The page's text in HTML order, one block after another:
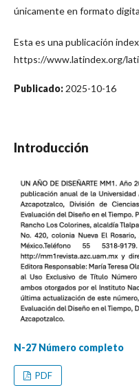
únicamente en formato
Esta es una publicación
https://www.latindex.org/
Publicado: 2025-10-16
Introducción
N-27 Número completo
PDF